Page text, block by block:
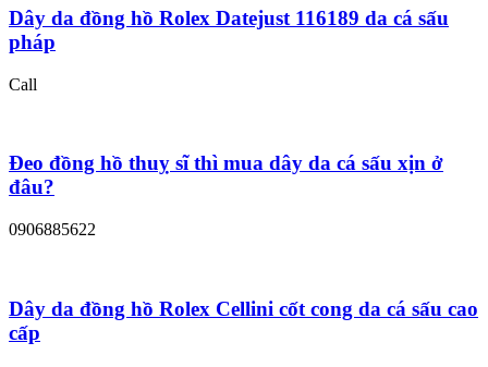
Dây da đồng hồ Rolex Datejust 116189 da cá sấu
pháp
Call
Đeo đồng hồ thuỵ sĩ thì mua dây da cá sấu xịn ở
đâu?
0906885622
Dây da đồng hồ Rolex Cellini cốt cong da cá sấu cao
cấp